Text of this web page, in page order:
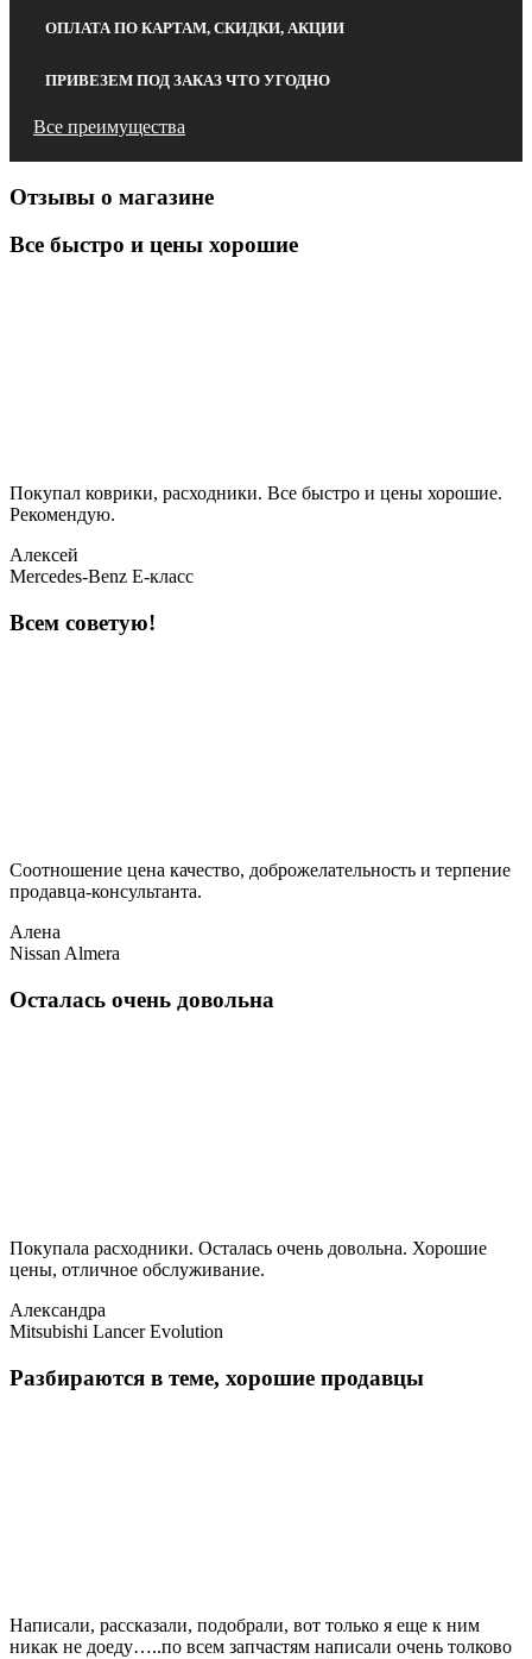
ОПЛАТА ПО КАРТАМ, СКИДКИ, АКЦИИ
ПРИВЕЗЕМ ПОД ЗАКАЗ ЧТО УГОДНО
Все преимущества
Отзывы о магазине
Все быстро и цены хорошие
Покупал коврики, расходники. Все быстро и цены хорошие.
Рекомендую.
Алексей
Mercedes-Benz E-класс
Всем советую!
Соотношение цена качество, доброжелательность и терпение
продавца-консультанта.
Алена
Nissan Almera
Осталась очень довольна
Покупала расходники. Осталась очень довольна. Хорошие
цены, отличное обслуживание.
Александра
Mitsubishi Lancer Evolution
Разбираются в теме, хорошие продавцы
Написали, рассказали, подобрали, вот только я еще к ним
никак не доеду…..по всем запчастям написали очень толково